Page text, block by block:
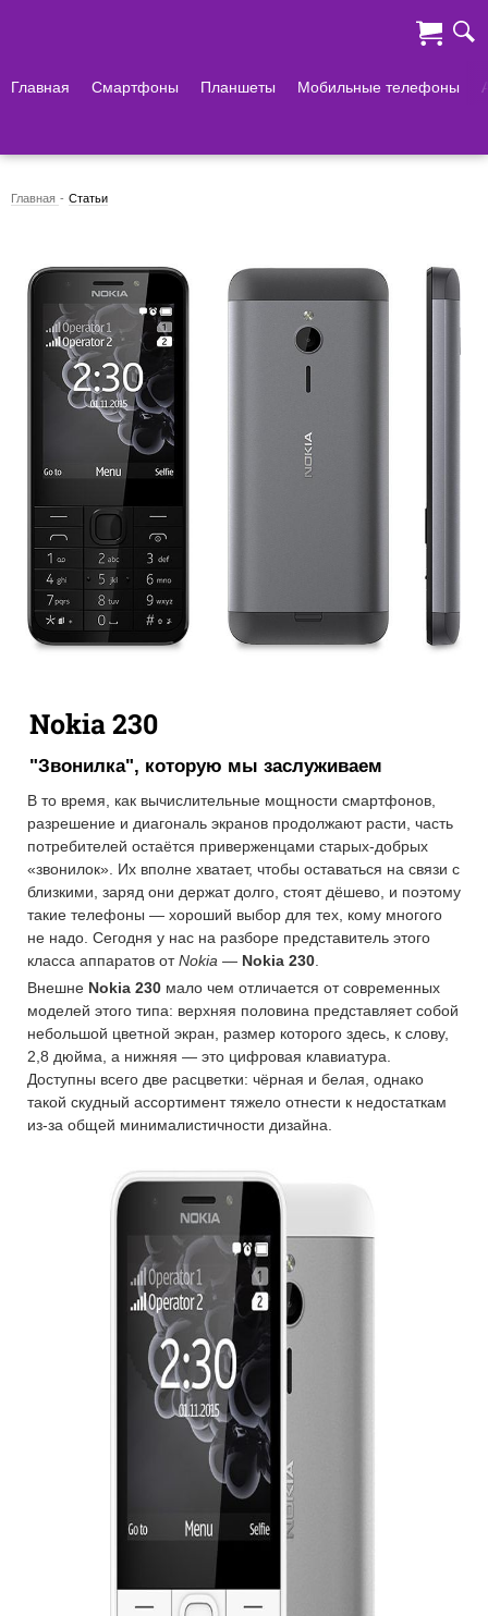
Главная Смартфоны Планшеты Мобильные телефоны
Главная Статьи
Nokia 230
"Звонилка", которую мы заслуживаем
В то время, как вычислительные мощности смартфонов,
разрешение и диагональ экранов продолжают расти, часть
потребителей остаётся приверженцами старых-добрых
«звонилок». Их вполне хватает, чтобы оставаться на связи с
близкими, заряд они держат долго, стоят дёшево, и поэтому
такие телефоны — хороший выбор для тех, кому многого
не надо. Сегодня у нас на разборе представитель этого
класса аппаратов отNokia — Nokia 230
Внешне Nokia 230 мало чем отличается от современных
моделей этого типа: верхняя половина представляет собой
небольшой цветной экран, размер которого здесь, к слову,
2,8 дюйма, а нижняя — это цифровая клавиатура.
Доступны всего две расцветки: чёрная и белая, однако
такой скудный ассортимент тяжело отнести к недостаткам
из-за общей минималистичности дизайна.